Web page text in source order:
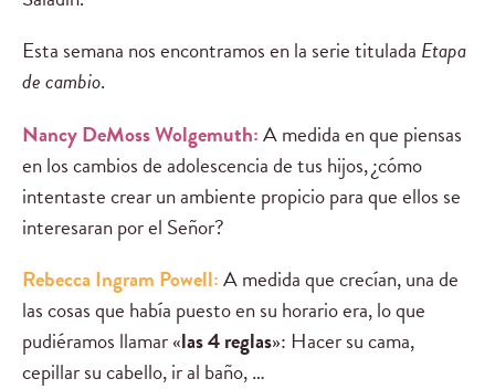
Esta semana nos encontramos en la serie titulada Etapa
de cambio.
Nancy DeMoss Wolgemuth:A medida en que piensas
en los cambios de adolescencia de tus hijos, ¿cómo
intentaste crear un ambiente propicio para que ellos se
interesaran por el Señor?
Rebecca Ingram Powell:A medida que crecían, una de
las cosas que había puesto en su horario era, lo que
pudiéramos llamar «las 4 reglas»: Hacer su cama,
cepillar su cabello, ir al baño, …